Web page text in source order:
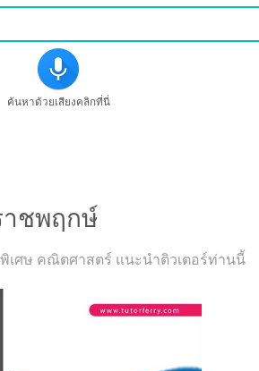
ค้นหาด้วยเสียงคลิกที่นี่
ชพฤกษ์
เศษ คณิตศาสตร์ แนะนำติวเตอร์ท่านนี้